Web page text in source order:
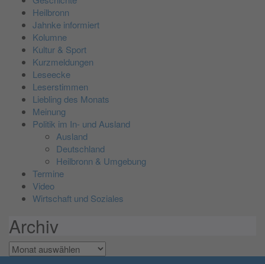
Heilbronn
Jahnke informiert
Kolumne
Kultur & Sport
Kurzmeldungen
Leseecke
Leserstimmen
Liebling des Monats
Meinung
Politik im In- und Ausland
Ausland
Deutschland
Heilbronn & Umgebung
Termine
Video
Wirtschaft und Soziales
Archiv
Archiv